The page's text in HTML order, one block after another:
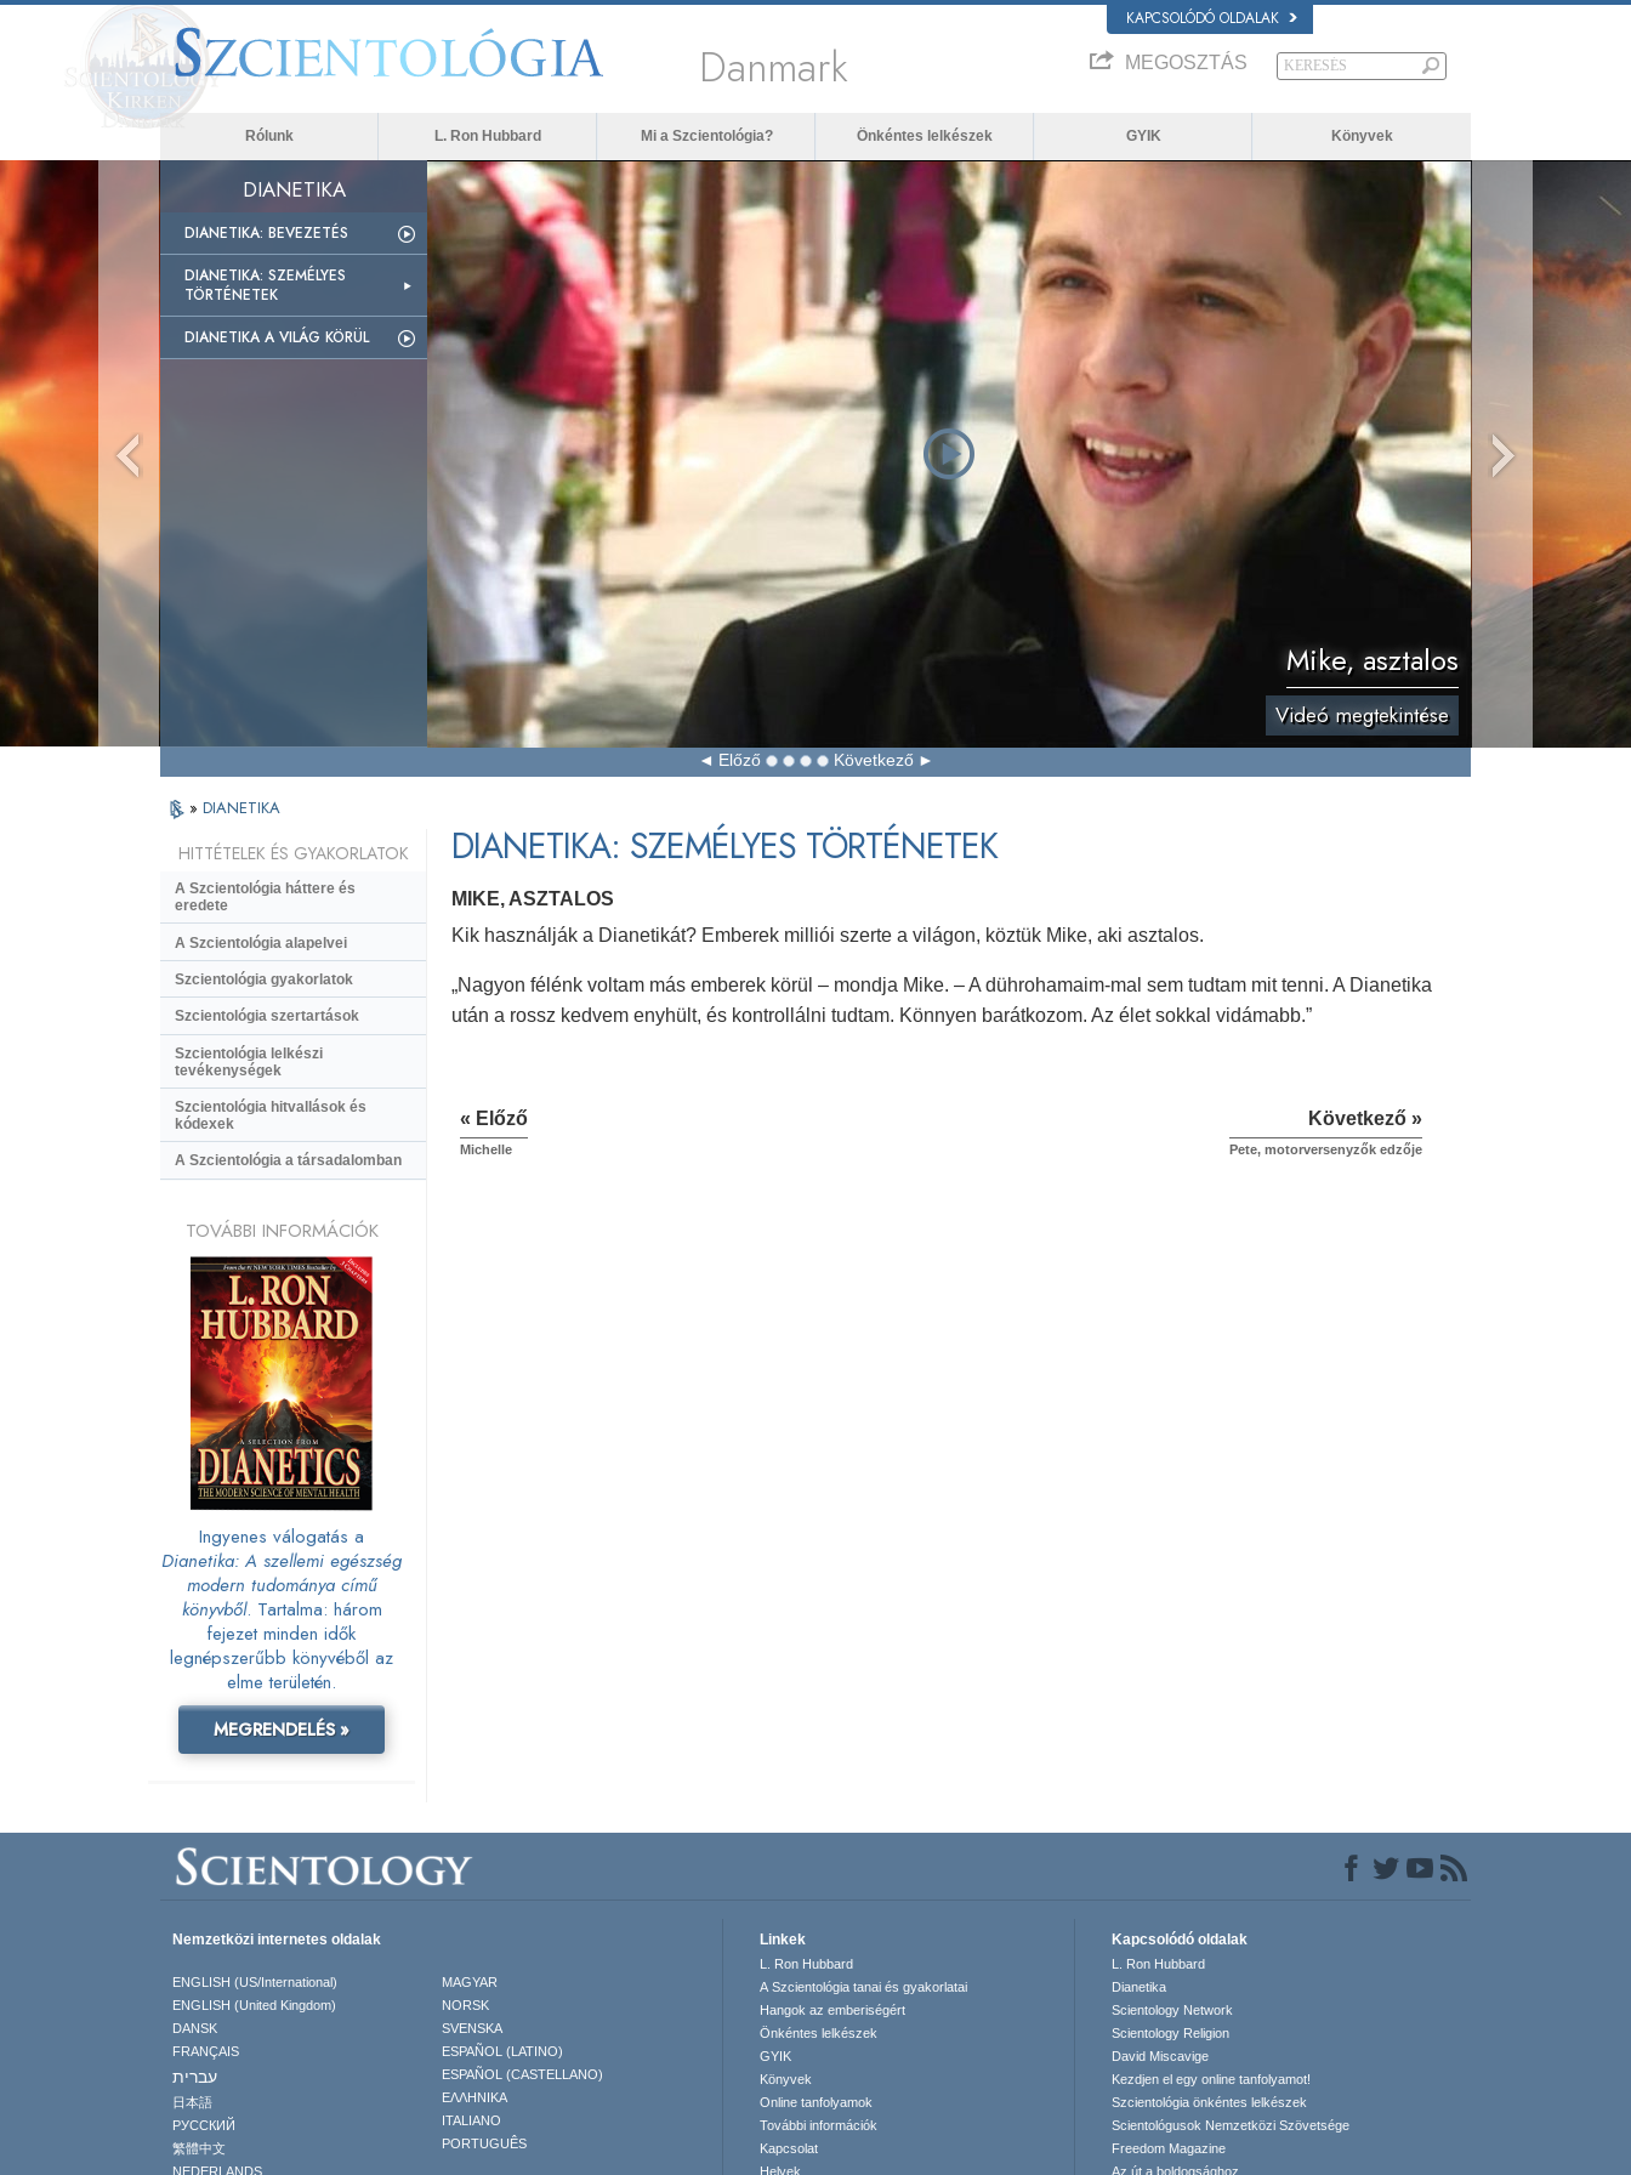
KAPCSOLÓDÓ OLDALAK
Danmark MEGOSZTÁS
Rólunk L. Ron Hubbard Mi a Szcientológia? Önkéntes lelkészek GYIK Könyvek
DIANETIKA
DIANETIKA: BEVEZETÉS
DIANETIKA: SZEMÉLYES
TÖRTÉNETEK
DIANETIKA A VILÁG KÖRÜL
Mike, asztalos
Videó megtekintése
Előző Következő
» DIANETIKA
DIANETIKA: SZEMÉLYES TÖRTÉNETEK
MIKE, ASZTALOS
Kik használják a Dianetikát? Emberek milliói szerte a világon, köztük Mike, aki asztalos.
„Nagyon félénk voltam más emberek körül – mondja Mike. – A dührohamaim-mal sem tudtam mit tenni. A Dianetika
után a rossz kedvem enyhült, és kontrollálni tudtam. Könnyen barátkozom. Az élet sokkal vidámabb.”
« Előző
Michelle
Következő »
Pete, motorversenyzők edzője
HITTÉTELEK ÉS GYAKORLATOK
A Szcientológia háttere és
eredete
A Szcientológia alapelvei
Szcientológia gyakorlatok
Szcientológia szertartások
Szcientológia lelkészi
tevékenységek
Szcientológia hitvallások és
kódexek
A Szcientológia a társadalomban
TOVÁBBI INFORMÁCIÓK
Ingyenes válogatás a
Dianetika: A szellemi egészség
modern tudománya című
könyvből. Tartalma: három
fejezet minden idők
legnépszerűbb könyvéből az
elme területén.
MEGRENDELÉS »
Nemzetközi internetes oldalak
ENGLISH (US/International)
ENGLISH (United Kingdom)
DANSK
FRANÇAIS
עברית
日本語
РУССКИЙ
繁體中文
NEDERLANDS
MAGYAR
NORSK
SVENSKA
ESPAÑOL (LATINO)
ESPAÑOL (CASTELLANO)
ΕΛΛΗΝΙΚA
ITALIANO
PORTUGUÊS
Linkek
L. Ron Hubbard
A Szcientológia tanai és gyakorlatai
Hangok az emberiségért
Önkéntes lelkészek
GYIK
Könyvek
Online tanfolyamok
További információk
Kapcsolat
Helyek
Kapcsolódó oldalak
L. Ron Hubbard
Dianetika
Scientology Network
Scientology Religion
David Miscavige
Kezdjen el egy online tanfolyamot!
Szcientológia önkéntes lelkészek
Scientológusok Nemzetközi Szövetsége
Freedom Magazine
Az út a boldogsághoz